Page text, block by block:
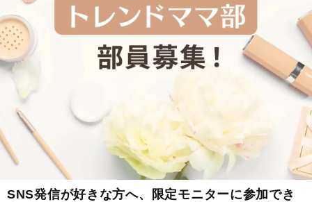
SNS発信が好きな方へ、限定モニターに参加でき